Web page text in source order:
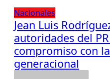
Nacionales
Jean Luis
autoridades del
compromiso con
generacional